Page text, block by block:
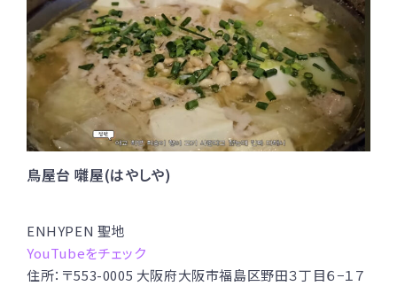
鳥屋台 囃屋(はやしや)
ENHYPEN 聖地
YouTubeをチェック
住所：〒553-0005 大阪府大阪市福島区野田３丁目６−１７